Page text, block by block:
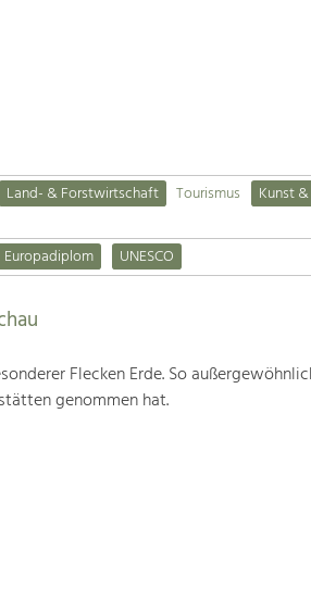
Land- & Forstwirtschaft Tourismus Kunst
Europadiplom UNESCO
Flecken Erde. So
genommen hat.